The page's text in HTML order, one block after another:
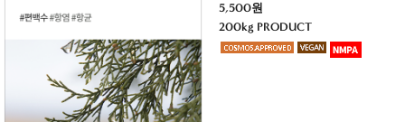
5,500원
200kg PRODUCT